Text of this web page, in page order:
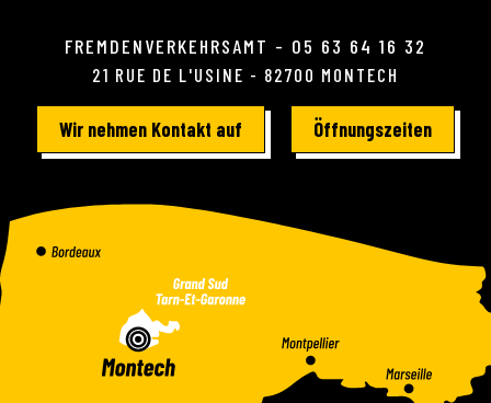
FREMDENVERKEHRSAMT - 05 63 64 16 32
21 RUE DE L'USINE - 82700 MONTECH
Wir nehmen Kontakt auf Öffnungszeiten